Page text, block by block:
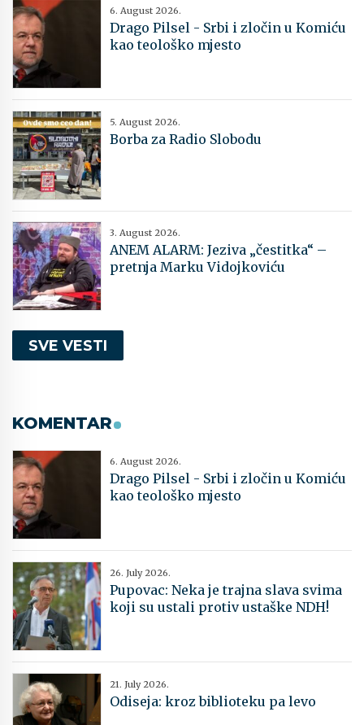
6. August 2026.
Drago Pilsel - Srbi i zločin u Komiću
kao teološko mjesto
5. August 2026.
Borba za Radio Slobodu
3. August 2026.
ANEM ALARM: Jeziva „čestitka“ –
pretnja Marku Vidojkoviću
SVE VESTI
KOMENTAR
6. August 2026.
Drago Pilsel - Srbi i zločin u Komiću
kao teološko mjesto
26. July 2026.
Pupovac: Neka je trajna slava svima
koji su ustali protiv ustaške NDH!
21. July 2026.
Odiseja: kroz biblioteku pa levo